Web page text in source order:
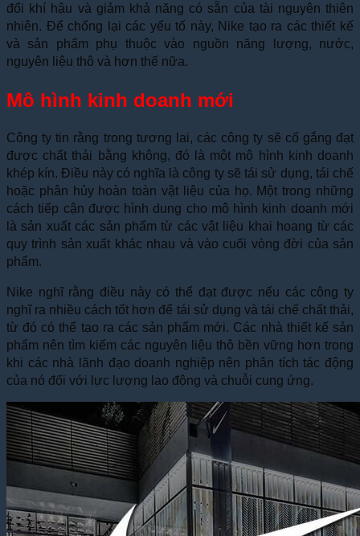
đổi khí hậu và giảm khả năng có sẵn của tài nguyên thiên
nhiên. Để chống lại các yếu tố này, Nike tạo ra các thiết kế
và sản phẩm phụ thuộc vào nguồn năng lượng, nước,
nguyên liệu thô và hơn thế nữa.
Mô hình kinh doanh mới
Công ty tin rằng trong tương lai, các công ty sẽ cố gắng đạt
được chất thải bằng không, đó là một mô hình kinh doanh
khép kín. Điều này có nghĩa là công ty sẽ tái sử dụng, tái chế
hoặc phân hủy hoàn toàn vật liệu của họ. Một trong những
cách tiếp cận được hình dung cho mô hình kinh doanh mới
là sản xuất các sản phẩm từ các vật liệu khai hoang từ các
quy trình sản xuất khác nhau và vào cuối vòng đời của sản
phẩm.
Nike nghĩ rằng điều này có thể đạt được nếu các công ty
nghĩ ra nhiều cách tốt hơn để tái sử dụng và tái chế chất thải,
từ đó có thể tạo ra các sản phẩm mới. Các nhà thiết kế sản
phẩm nên tìm kiếm các nguyên liệu thô bền vững hơn trong
khi các nhà lãnh đạo doanh nghiệp nên phân tích tác động
của nó đối với lực lượng lao động và chuỗi cung ứng.